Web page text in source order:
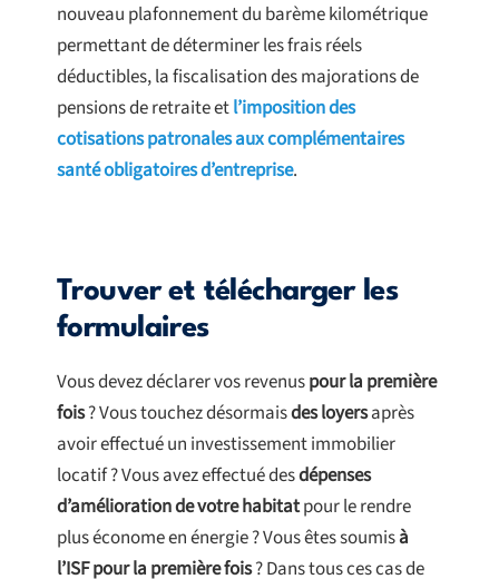
nouveau plafonnement du barème kilométrique
permettant de déterminer les frais réels
déductibles, la fiscalisation des majorations de
pensions de retraite etl’imposition des
cotisations patronales aux complémentaires
santé obligatoires d’entreprise.
Trouver et télécharger les
formulaires
Vous devez déclarer vos revenuspour la première
fois? Vous touchez désormaisdes loyersaprès
avoir effectué un investissement immobilier
locatif ? Vous avez effectué desdépenses
d’amélioration de votre habitatpour le rendre
plus économe en énergie ? Vous êtes soumisà
l’ISF pour la première fois? Dans tous ces cas de